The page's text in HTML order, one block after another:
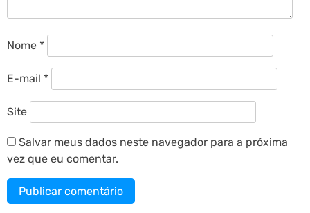
Nome *
E-mail *
Site
Salvar meus dados neste navegador para a próxima
vez que eu comentar.